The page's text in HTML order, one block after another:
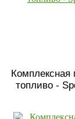
Комплексная
топливо -